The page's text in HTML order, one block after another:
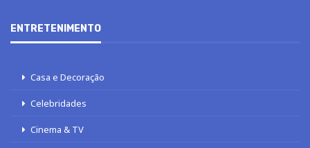
ENTRETENIMENTO
Casa e Decoração
Celebridades
Cinema & TV